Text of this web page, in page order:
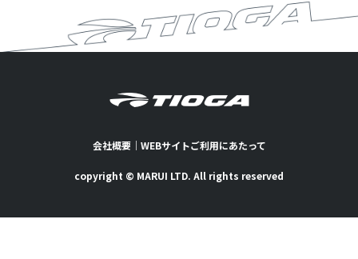
会社概要｜ WEBサイトご利用にあたって
copyright © MARUI LTD. All rights reserved